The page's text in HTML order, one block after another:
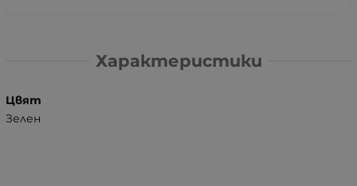
Характеристики
Цвят
Зелен